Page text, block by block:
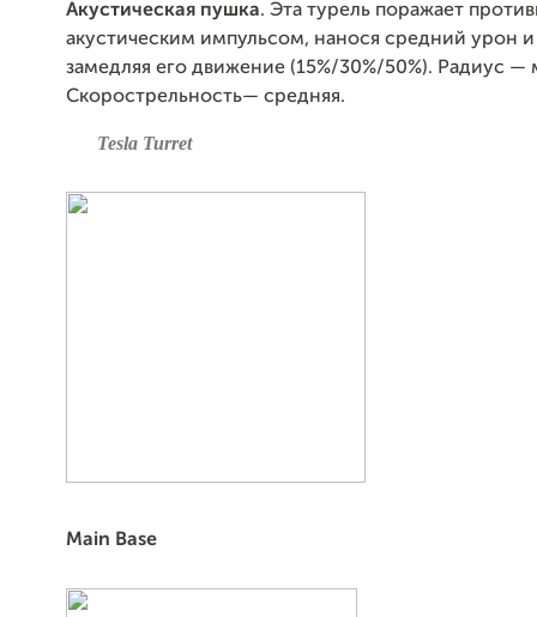
Акустическая пушка. Эта турель поражает
акустическим импульсом, нанося средний урон
замедляя его движение (15%/30%/50%). Радиус —
Скорострельность— средняя.
Tesla Turret
Main Base